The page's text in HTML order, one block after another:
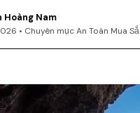
Hoàng Nam
• Chuyên mục An Toàn Mua